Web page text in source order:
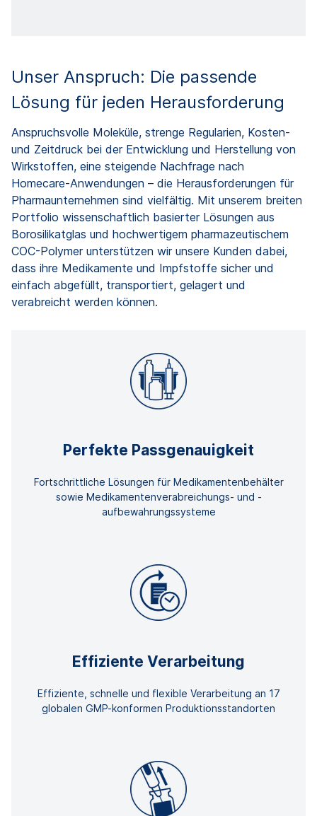
Unser Anspruch: Die passende
Lösung für jeden Herausforderung
Anspruchsvolle Moleküle, strenge Regularien, Kosten-
und Zeitdruck bei der Entwicklung und Herstellung von
Wirkstoffen, eine steigende Nachfrage nach
Homecare-Anwendungen – die Herausforderungen für
Pharmaunternehmen sind vielfältig. Mit unserem breiten
Portfolio wissenschaftlich basierter Lösungen aus
Borosilikatglas und hochwertigem pharmazeutischem
COC-Polymer unterstützen wir unsere Kunden dabei,
dass ihre Medikamente und Impfstoffe sicher und
einfach abgefüllt, transportiert, gelagert und
verabreicht werden können.
Perfekte Passgenauigkeit
Fortschrittliche Lösungen für Medikamentenbehälter
sowie Medikamentenverabreichungs- und -
aufbewahrungssysteme
Effiziente Verarbeitung
Effiziente, schnelle und flexible Verarbeitung an 17
globalen GMP-konformen Produktionsstandorten